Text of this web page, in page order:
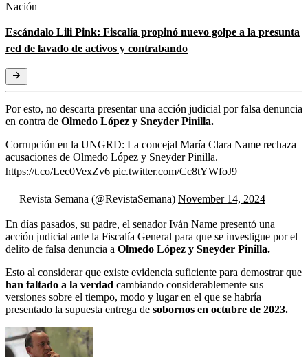
Nación
Escándalo Lili Pink: Fiscalía propinó nuevo golpe a la presunta
red de lavado de activos y contrabando
Por esto, no descarta presentar una acción judicial por falsa denuncia
en contra de Olmedo López y Sneyder Pinilla.
Corrupción en la UNGRD: La concejal María Clara Name rechaza
acusaciones de Olmedo López y Sneyder Pinilla.
https://t.co/Lec0VexZv6 pic.twitter.com/Cc8tYWfoJ9
— Revista Semana (@RevistaSemana) November 14, 2024
En días pasados, su padre, el senador Iván Name presentó una
acción judicial ante la Fiscalía General para que se investigue por el
delito de falsa denuncia a Olmedo López y Sneyder Pinilla.
Esto al considerar que existe evidencia suficiente para demostrar que
han faltado a la verdad cambiando considerablemente sus
versiones sobre el tiempo, modo y lugar en el que se habría
presentado la supuesta entrega de sobornos en octubre de 2023.